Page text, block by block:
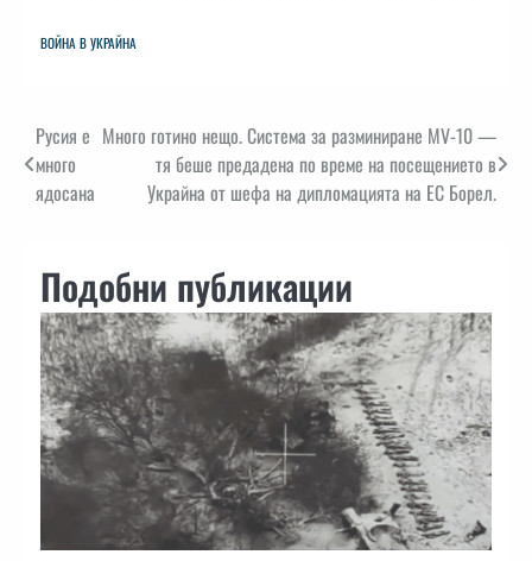
ВОЙНА В УКРАЙНА
Навигация
Русия е
много
ядосана
Много готино нещо. Система за разминиране MV-10 —
тя беше предадена по време на посещението в
Украйна от шефа на дипломацията на ЕС Борел.
Подобни публикации